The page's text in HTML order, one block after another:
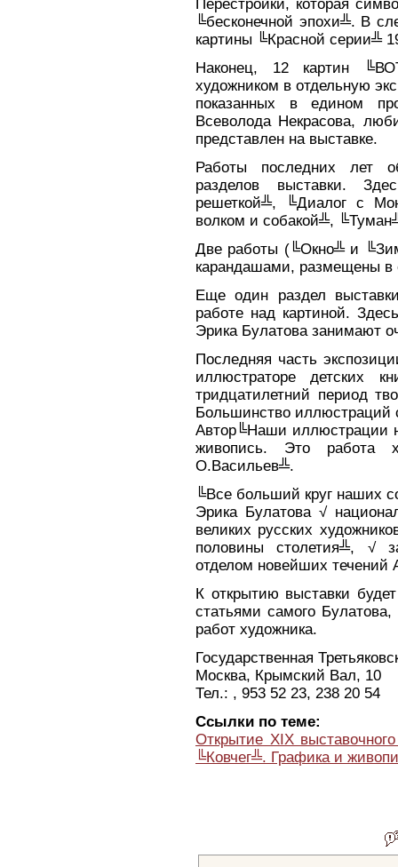
Перестройки, которая
╚бесконечной эпохи╩. В
картины ╚Красной серии╩
Наконец, 12 картин
художником в отдельную
показанных в едином
Всеволода Некрасова,
представлен на выставке.
Работы последних лет
разделов выставки.
решеткой╩, ╚Диалог с
волком и собакой╩,
Две работы (╚Окно╩ и
карандашами, размещены в
Еще один раздел
работе над картиной.
Эрика Булатова занимают
Последняя часть
иллюстраторе детских
тридцатилетний период
Большинство иллюстраций
Автор╚Наши иллюстрации
живопись. Это работа
О.Васильев╩.
╚Все больший круг наших
Эрика Булатова √
великих русских
половины столетия╩, √
отделом новейших течений
К открытию выставки
статьями самого
работ художника.
Государственная
Москва, Крымский Вал, 10
Тел.: , 953 52 23, 238 20 54
Ссылки по теме:
Открытие XIX
╚Ковчег╩. Графика и